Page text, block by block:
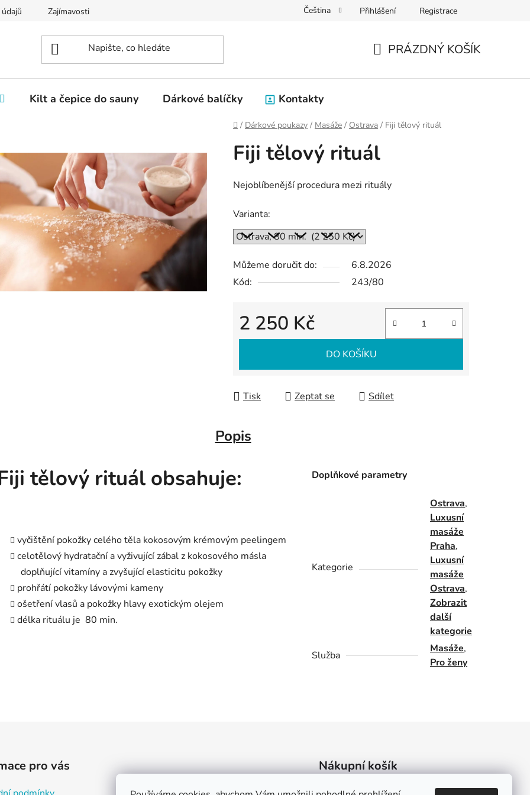
Zajímavosti Čeština Přihlášení Registrace
PRÁZDNÝ KOŠÍK
Kilt a čepice do sauny Dárkové balíčky Kontakty
Domů
/ Dárkové poukazy / Masáže / Ostrava / Fiji tělový rituál
Fiji tělový rituál
Nejoblíbenější procedura mezi rituály
Varianta:
Můžeme doručit do:
6.8.2026
Kód:
243/80
2 250 Kč
Měrná cena:
DO KOŠÍKU
Tisk Zeptat se Sdílet
Popis
tělový rituál obsahuje:
vyčištění pokožky celého těla kokosovým krémovým peelingem
celotělový hydratační a vyživující zábal z kokosového másla
doplňujícívitamíny a zvyšující elasticitu pokožky
prohřátí pokožky lávovými kameny
ošetření vlasů a pokožky hlavy exotickým olejem
délka rituálu je 80 min.
Doplňkové parametry
Kategorie
Ostrava,
Luxusní
masáže
Praha,
Luxusní
masáže
Ostrava,
Zobrazit
další
kategorie
Služba
Masáže,
Pro ženy
pro vás Nákupní košík